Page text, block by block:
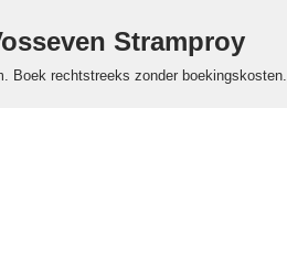
Stramproy
Boek rechtstreeks zonder boekingskosten.